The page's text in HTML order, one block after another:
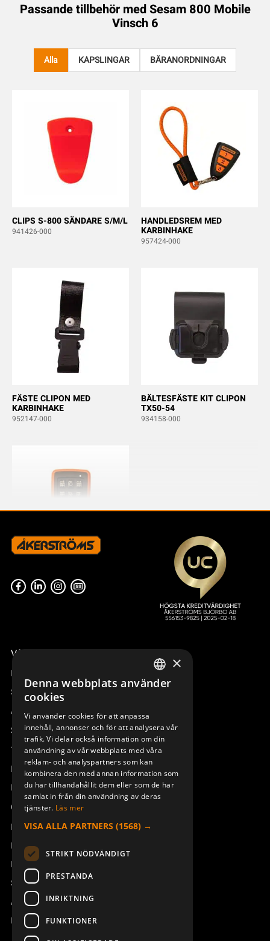
Passande tillbehör medSesam 800 Mobile
Vinsch 6
Alla KAPSLINGAR BÄRANORDNINGAR
CLIPS S-800 SÄNDARE S/M/L
941426-000
HANDLEDSREM MED
KARBINHAKE
957424-000
FÄSTE CLIPON MED
KARBINHAKE
952147-000
BÄLTESFÄSTE KIT CLIPON
TX50-54
934158-000
FRONT S-800 M6 WINCH
948107-000
Våra radiostyrningar – översikt
Remotus
Sesam
Access_Ctrl
Support
Teknisk support
Boka service
Manualer och videoinstruktioner
Om Åkerströms
Kontakt
Nyheter
Pressrum
Säkerhet och direktiv
Allmänna villkor
REACH
SWEDISH
DEUTSCH
×
Denna webbplats använder
cookies
Vi använder cookies för att anpassa
innehåll, annonser och för att analysera vår
trafik. Vi delar också information om din
användning av vår webbplats med våra
reklam- och analyspartners som kan
kombinera den med annan information som
du har tillhandahållit dem eller som de har
samlat in från din användning av deras
tjänster. Läs mer
VISA ALLA PARTNERS (1568) →
STRIKT NÖDVÄNDIGT
PRESTANDA
INRIKTNING
FUNKTIONER